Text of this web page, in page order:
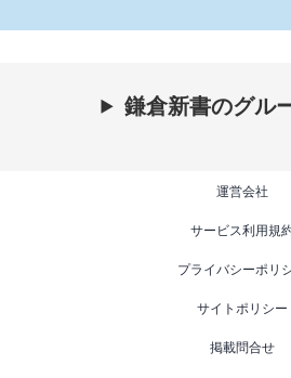
鎌倉新書のグル
運営会社
サービス利用規
プライバシーポリ
サイトポリシー
掲載問合せ